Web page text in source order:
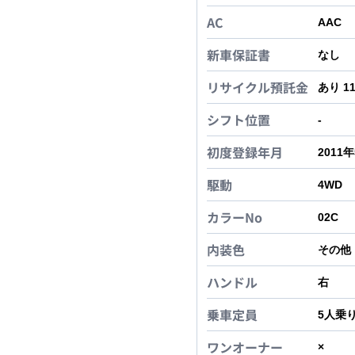
AC AAC
新車保証書 なし
リサイクル預託金 あり
シフト位置 -
初度登録年月 2011年
駆動 4WD
カラーNo 02C
内装色 その他
ハンドル 右
乗車定員 5人乗り
ワンオーナー ×